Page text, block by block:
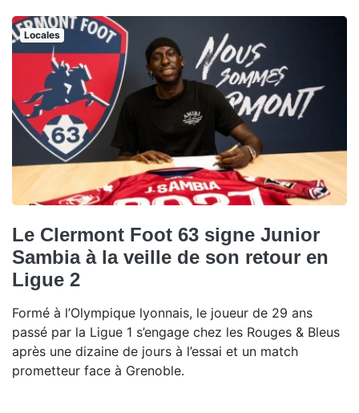
Locales
Le Clermont Foot 63 signe Junior
Sambia à la veille de son retour en
Ligue 2
Formé à l’Olympique lyonnais, le joueur de 29 ans
passé par la Ligue 1 s’engage chez les Rouges & Bleus
après une dizaine de jours à l’essai et un match
prometteur face à Grenoble.